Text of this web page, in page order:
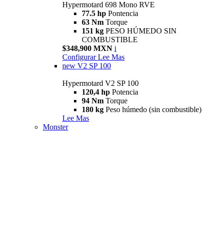
Hypermotard 698 Mono RVE
77.5 hp Pontencia
63 Nm Torque
151 kg PESO HÚMEDO SIN
COMBUSTIBLE
$348,900 MXN i
Configurar Lee Mas
new V2 SP 100
Hypermotard V2 SP 100
120,4 hp Potencia
94 Nm Torque
180 kg Peso húmedo (sin combustible)
Lee Mas
Monster